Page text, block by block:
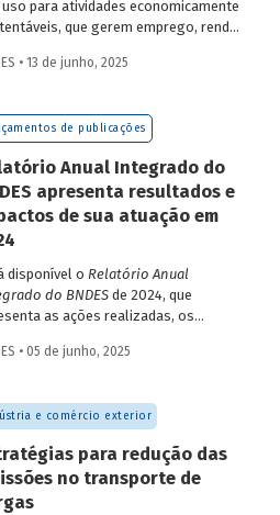
para atividades economicamente
que gerem emprego, renda
nessas regiões, não são excludentes.
para a gestão e preservação das
e da possibilidade de utilização
para viabilizar o desenvolvimento
nessas regiões.
• 13 de junho, 2025
de publicações
Anual Integrado do
apresenta resultados e
de sua atuação em
disponível o Relatório Anual
do BNDESde 2024, que
as ações realizadas, os
no ano passado. O
com a retomada do
do país, tendo se fortalecido
grande vetor da
e do fomento à
à transição energética, à
verde e aos investimentos de
• 05 de junho, 2025
e comércio exterior
para redução das
no transporte de